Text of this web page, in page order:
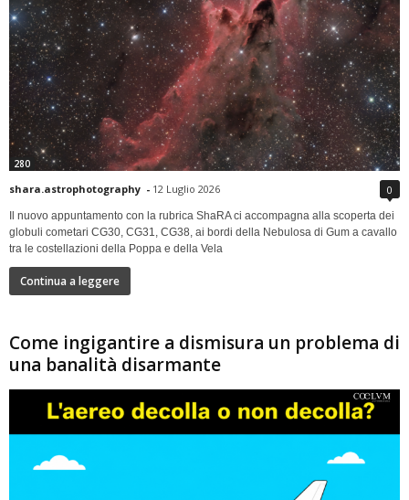
280
shara.astrophotography - 12 Luglio 2026 0
Il nuovo appuntamento con la rubrica ShaRA ci accompagna alla scoperta dei
globuli cometari CG30, CG31, CG38, ai bordi della Nebulosa di Gum a cavallo
tra le costellazioni della Poppa e della Vela
Continua a leggere
Come ingigantire a dismisura un problema di
una banalità disarmante